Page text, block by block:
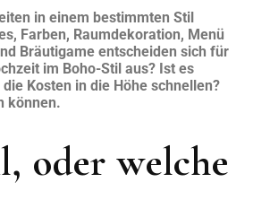
in einem bestimmten Stil
Farben, Raumdekoration, Menü
Bräutigame entscheiden sich für
im Boho-Stil aus? Ist es
Kosten in die Höhe schnellen?
können.
oder welche